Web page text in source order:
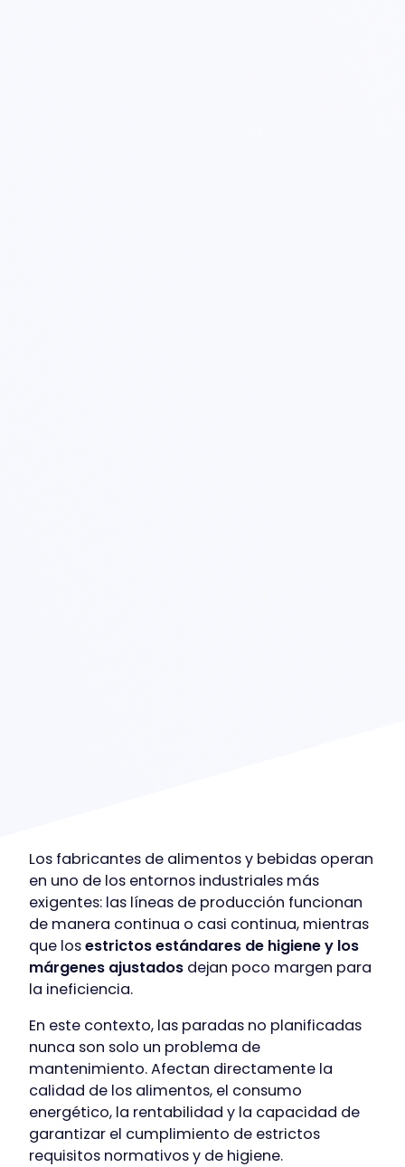
Los fabricantes de alimentos y bebidas operan
en uno de los entornos industriales más
exigentes: las líneas de producción funcionan
de manera continua o casi continua, mientras
que losestrictos estándares de higiene y los
márgenes ajustados dejan poco margen para
la ineficiencia.
En este contexto, las paradas no planificadas
nunca son solo un problema de
mantenimiento. Afectan directamente la
calidad de los alimentos, el consumo
energético, la rentabilidad y la capacidad de
garantizar el cumplimiento de estrictos
requisitos normativos y de higiene.